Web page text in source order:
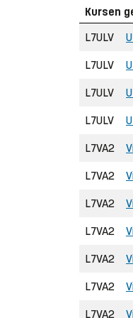
Kursen
L7ULV
L7ULV
L7ULV
L7ULV
L7VA2
L7VA2
L7VA2
L7VA2
L7VA2
L7VA2
L7VA2